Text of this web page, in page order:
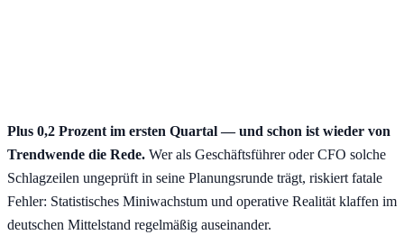
Plus 0,2 Prozent im ersten Quartal — und schon ist wieder von
Trendwende die Rede. Wer als Geschäftsführer oder CFO solche
Schlagzeilen ungeprüft in seine Planungsrunde trägt, riskiert fatale
Fehler: Statistisches Miniwachstum und operative Realität klaffen im
deutschen Mittelstand regelmäßig auseinander.